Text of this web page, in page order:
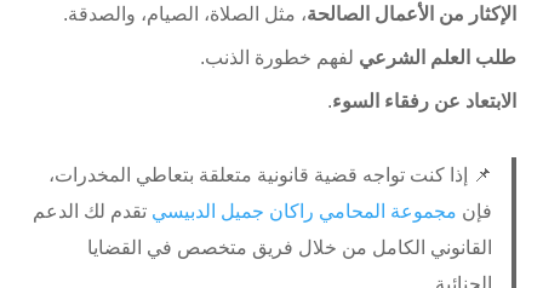
الإكثار من الأعمال الصالحة، مثل الصلاة، الصيام، والصدقة.
طلب العلم الشرعي لفهم خطورة الذنب.
الابتعاد عن رفقاء السوء.
📌 إذا كنت تواجه قضية قانونية متعلقة بتعاطي المخدرات،
فإن مجموعة المحامي راكان جميل الدبيسي تقدم لك الدعم
القانوني الكامل من خلال فريق متخصص في القضايا
الجنائية.